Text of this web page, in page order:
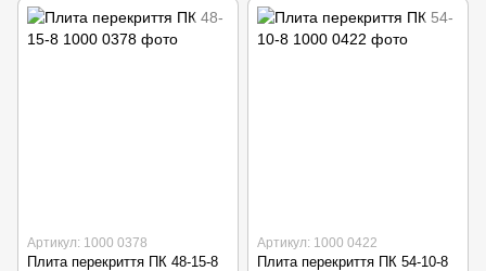
Артикул: 1000 0378
Плита перекриття ПК 48-15-8
Артикул: 1000 0422
Плита перекриття ПК 54-10-8